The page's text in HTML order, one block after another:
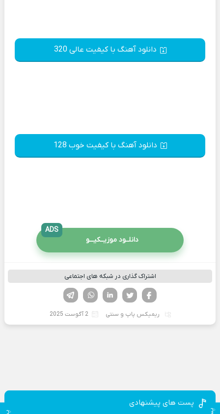
دانلود آهنگ با کیفیت عالی 320
دانلود آهنگ با کیفیت خوب 128
دانلــود موزیــکیـــو
ADS
اشتراک گذاری در شبکه های اجتماعی
لینکدین تویتر
فیسوک
ریمیکس پاپ و سنتی 2 آگوست 2025
پست های پیشنهادی